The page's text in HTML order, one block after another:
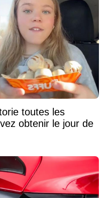
toutes les
obtenir le jour de